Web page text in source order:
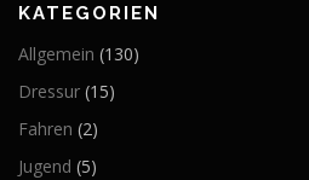
KATEGORIEN
Allgemein (130)
Dressur (15)
Fahren (2)
Jugend (5)